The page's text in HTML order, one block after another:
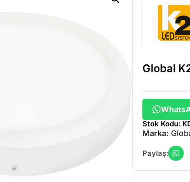
Global
Stok Kodu:
Marka:
Paylaş: